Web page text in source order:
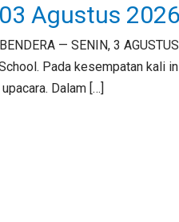
Agustus 2026
— SENIN, 3
Pada kesempatan kali
Dalam […]